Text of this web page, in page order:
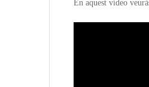
En aquest vídeo